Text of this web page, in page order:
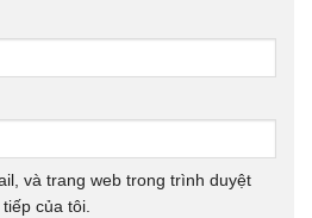
và trang web trong trình duyệt
của tôi.